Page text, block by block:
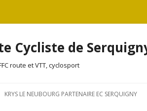
Cycliste de
route et VTT, cyclosport
KRYS LE NEUBOURG PARTENAIRE EC SERQUIGNY